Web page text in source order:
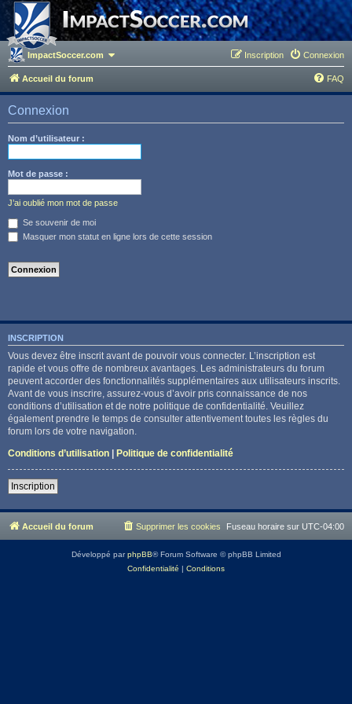
ImpactSoccer.com Connexion
Inscription
Accueil du forum FAQ
Connexion
Nom d’utilisateur :
Mot de passe :
J’ai oublié mon mot de passe
Se souvenir de moi
Masquer mon statut en ligne lors de cette session
INSCRIPTION
Vous devez être inscrit avant de pouvoir vous connecter. L’inscription est
rapide et vous offre de nombreux avantages. Les administrateurs du forum
peuvent accorder des fonctionnalités supplémentaires aux utilisateurs inscrits.
Avant de vous inscrire, assurez-vous d’avoir pris connaissance de nos
conditions d’utilisation et de notre politique de confidentialité. Veuillez
également prendre le temps de consulter attentivement toutes les règles du
forum lors de votre navigation.
Conditions d’utilisation | Politique de confidentialité
Inscription
Accueil du forum Fuseau horaire sur UTC-04:00
Supprimer les cookies
Développé parphpBB® Forum Software © phpBB Limited
Confidentialité | Conditions